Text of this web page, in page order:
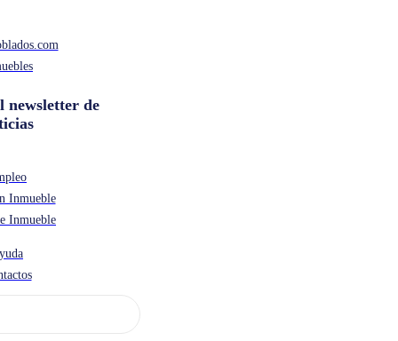
newsletter de
Inmueble
Inmueble